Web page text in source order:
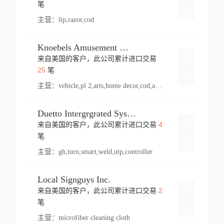
笔
主营： lip,razor,cod
Knoebels Amusement Resort
来自美国的客户，此公司累计进口交易
25笔
主营： vehicle,pl 2,arts,home decor,cod,amusement ride,sea
Duetto Intergrgrated Systems Inc.
来自美国的客户，此公司累计进口交易 4
笔
主营： gh,turn,smart,weld,utp,controller
Local Signguys Inc.
来自美国的客户，此公司累计进口交易 2
笔
主营： microfiber cleaning cloth